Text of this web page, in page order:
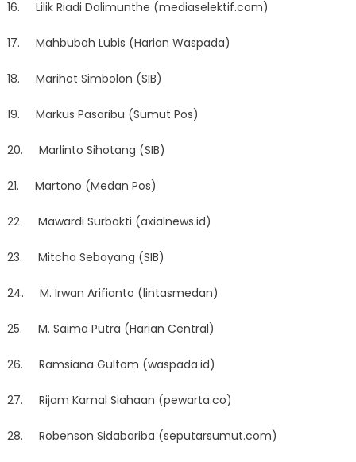
16. Lilik Riadi Dalimunthe (mediaselektif.com)
17. Mahbubah Lubis (Harian Waspada)
18. Marihot Simbolon (SIB)
19. Markus Pasaribu (Sumut Pos)
20. Marlinto Sihotang (SIB)
21. Martono (Medan Pos)
22. Mawardi Surbakti (axialnews.id)
23. Mitcha Sebayang (SIB)
24. M. Irwan Arifianto (lintasmedan)
25. M. Saima Putra (Harian Central)
26. Ramsiana Gultom (waspada.id)
27. Rijam Kamal Siahaan (pewarta.co)
28. Robenson Sidabariba (seputarsumut.com)